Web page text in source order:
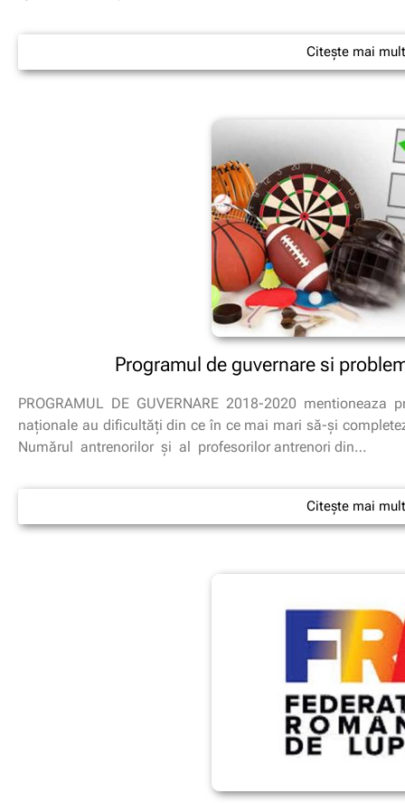
Citește mai mult
Programul de guvernare si
PROGRAMUL DE GUVERNARE 2018-2020
naționale au dificultăți din ce în ce mai mari să-și
Numărul antrenorilor și al profesorilor antrenori din…
Citește mai mult